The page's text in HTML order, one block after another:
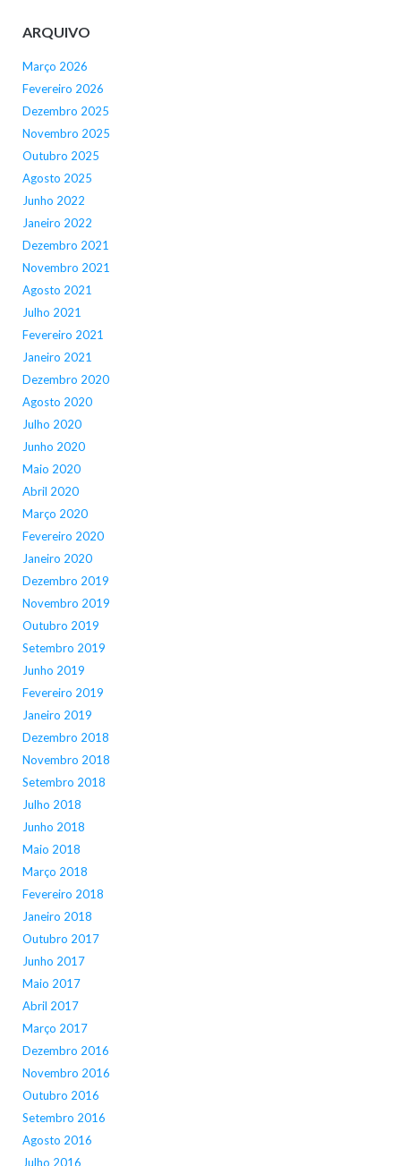
ARQUIVO
Março 2026
Fevereiro 2026
Dezembro 2025
Novembro 2025
Outubro 2025
Agosto 2025
Junho 2022
Janeiro 2022
Dezembro 2021
Novembro 2021
Agosto 2021
Julho 2021
Fevereiro 2021
Janeiro 2021
Dezembro 2020
Agosto 2020
Julho 2020
Junho 2020
Maio 2020
Abril 2020
Março 2020
Fevereiro 2020
Janeiro 2020
Dezembro 2019
Novembro 2019
Outubro 2019
Setembro 2019
Junho 2019
Fevereiro 2019
Janeiro 2019
Dezembro 2018
Novembro 2018
Setembro 2018
Julho 2018
Junho 2018
Maio 2018
Março 2018
Fevereiro 2018
Janeiro 2018
Outubro 2017
Junho 2017
Maio 2017
Abril 2017
Março 2017
Dezembro 2016
Novembro 2016
Outubro 2016
Setembro 2016
Agosto 2016
Julho 2016